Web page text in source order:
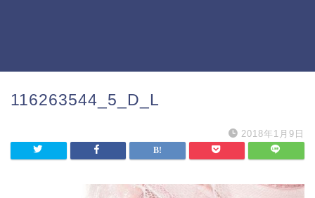
116263544_5_D_L
2018年1月9日